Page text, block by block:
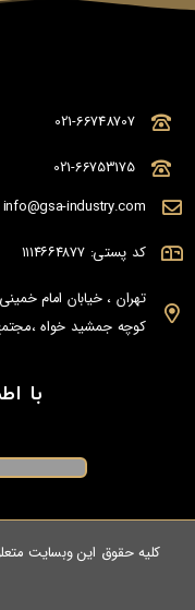
021-66748707
021-66753175
info@gsa-industry.com
کد پستی: ۱۱۱۴۶۶۴۸۷۷
تهران ، خیابان امام
کوچه جمشید خواه ،مجتمع
با